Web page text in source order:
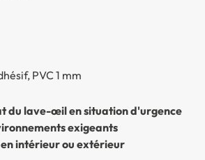
PVC 1 mm
du lave-œil en situation d'urgence
exigeants
intérieur ou extérieur